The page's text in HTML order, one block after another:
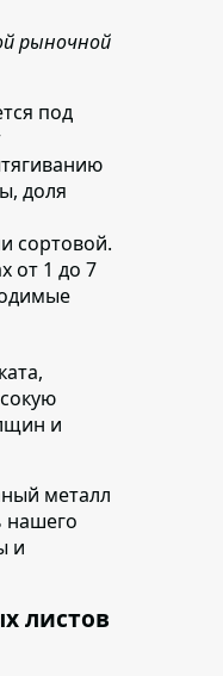
рыночной
под
доля
сортовой.
от 1 до 7
,
и
металл
нашего
и
листов